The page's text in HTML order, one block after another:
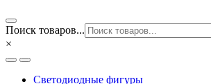
Поиск товаров...
×
Светодиодные фигуры